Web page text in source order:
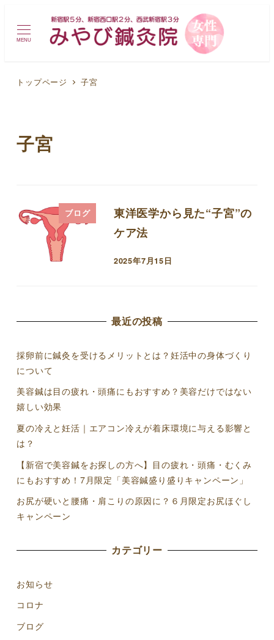
MENU
トップページ 子宮
子宮
ブログ
東洋医学から見た“子宮”の
ケア法
投稿日
2025年7月15日
最近の投稿
採卵前に鍼灸を受けるメリットとは？妊活中の身体づくり
について
美容鍼は目の疲れ・頭痛にもおすすめ？美容だけではない
嬉しい効果
夏の冷えと妊活｜エアコン冷えが着床環境に与える影響と
は？
【新宿で美容鍼をお探しの方へ】目の疲れ・頭痛・むくみ
にもおすすめ！7月限定「美容鍼盛り盛りキャンペーン」
お尻が硬いと腰痛・肩こりの原因に？６月限定お尻ほぐし
キャンペーン
カテゴリー
お知らせ
コロナ
ブログ